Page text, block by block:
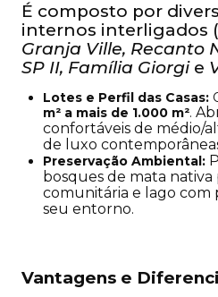
É composto por
internos interligados
Granja Ville, Recanto
SP II, Família Giorgie
Lotes e Perfil das Casas:
m² a mais de 1.000 m².
confortáveis de médio/
de luxo
Preservação Ambiental:
bosques de mata
comunitária e lago com
seu entorno.
Vantagens e